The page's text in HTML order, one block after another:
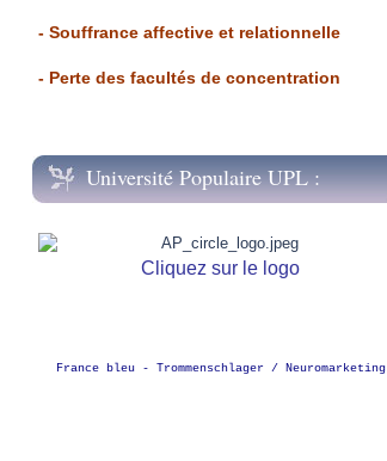
- Souffrance affective et relationnelle
- Perte des facultés de concentration
Université Populaire UPL :
Cliquez sur le logo
France bleu - Trommenschlager / Neuromarketing